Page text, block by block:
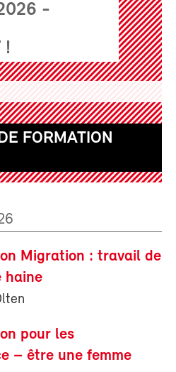
-
!
FORMATION
Migration : travail de
haine
pour les
– être une femme